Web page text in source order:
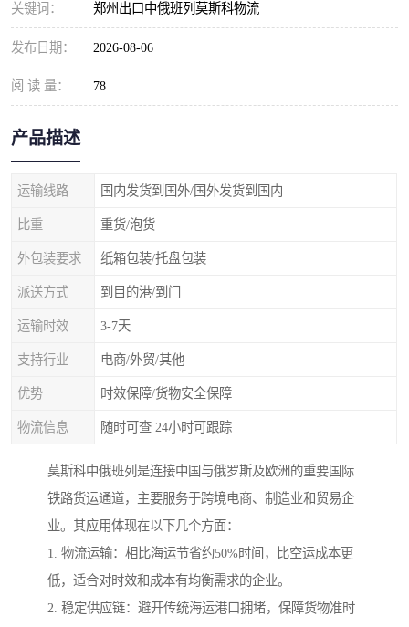
关键词： 郑州出口中俄班列莫斯科物流
发布日期： 2026-08-06
阅 读 量： 78
产品描述
运输线路 国内发货到国外/国外发货到国内
比重 重货/泡货
外包装要求 纸箱包装/托盘包装
派送方式 到目的港/到门
运输时效 3-7天
支持行业 电商/外贸/其他
优势 时效保障/货物安全保障
物流信息 随时可查 24小时可跟踪
莫斯科中俄班列是连接中国与俄罗斯及欧洲的重要国际
铁路货运通道，主要服务于跨境电商、制造业和贸易企
业。其应用体现在以下几个方面：
1. 物流运输：相比海运节省约50%时间，比空运成本更
低，适合对时效和成本有均衡需求的企业。
2. 稳定供应链：避开传统海运港口拥堵，保障货物准时